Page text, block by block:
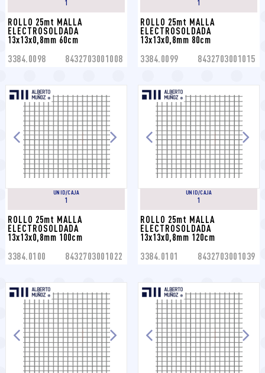
1
ROLLO 25mt MALLA
ELECTROSOLDADA
13x13x0,8mm 60cm
3384.0098 8432703001008
1
ROLLO 25mt MALLA
ELECTROSOLDADA
13x13x0,8mm 80cm
3384.0099 8432703001015
UNID/CAJA
1
ROLLO 25mt MALLA
ELECTROSOLDADA
13x13x0,8mm 100cm
3384.0100 8432703001022
UNID/CAJA
1
ROLLO 25mt MALLA
ELECTROSOLDADA
13x13x0,8mm 120cm
3384.0101 8432703001039